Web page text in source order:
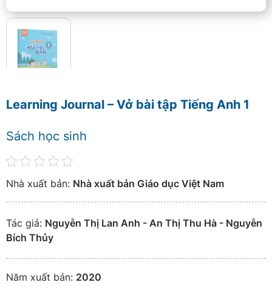
Learning Journal – Vở bài tập Tiếng Anh 1
Sách học sinh
Nhà xuất bản: Nhà xuất bản Giáo dục Việt Nam
Tác giả: Nguyễn Thị Lan Anh - An Thị Thu Hà - Nguyễn
Bích Thủy
Năm xuất bản: 2020